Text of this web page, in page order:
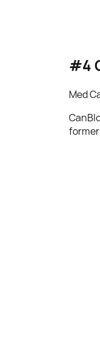
#4
Med